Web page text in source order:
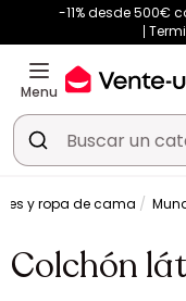
-11% desde 500€
Menu
y ropa de cama
Colchón